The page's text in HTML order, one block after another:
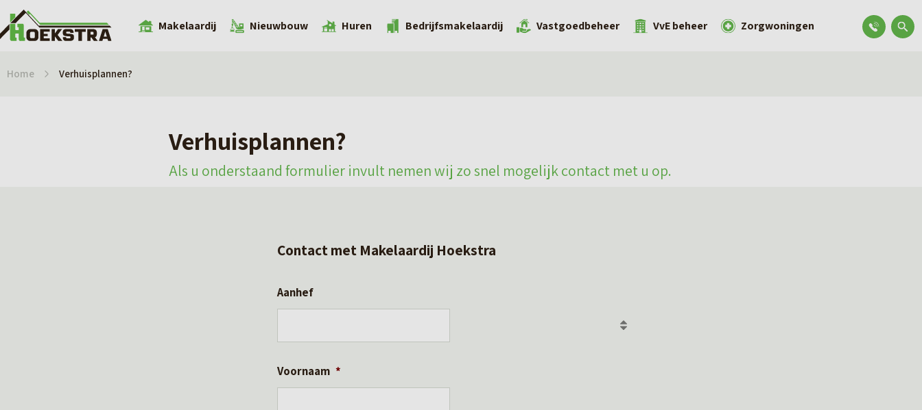
Makelaardij Nieuwbouw Huren Bedrijfsmakelaardij Vastgoedbeheer VvE beheer Zorgwoningen
Home Verhuisplannen?
Verhuisplannen?
Als u onderstaand formulier invult nemen wij zo snel mogelijk contact met u op.
Contact met Makelaardij Hoekstra
Aanhef
Voornaam *